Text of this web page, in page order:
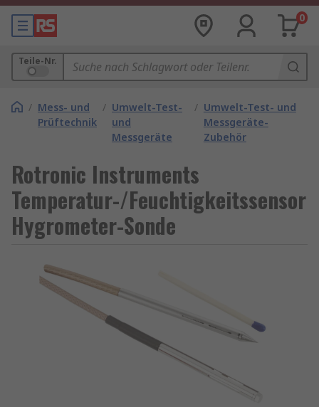
0
Teile-Nr.
/ Mess- und
Prüftechnik
/ Umwelt-Test-
und
Messgeräte
/ Umwelt-Test- und
Messgeräte-
Zubehör
Rotronic Instruments
Temperatur-/Feuchtigkeitssensor
Hygrometer-Sonde